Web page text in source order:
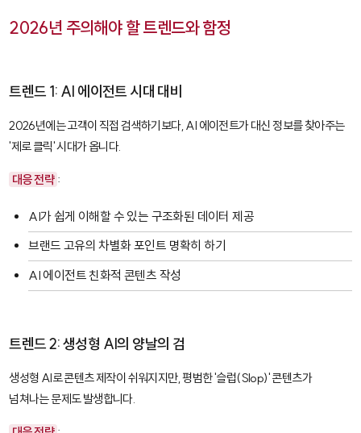
2026년 주의해야 할 트렌드와 함정
트렌드 1: AI 에이전트 시대 대비
2026년에는 고객이 직접 검색하기보다, AI 에이전트가 대신 정보를 찾아주는
'제로 클릭' 시대가 옵니다.
대응 전략 :
AI가 쉽게 이해할 수 있는 구조화된 데이터 제공
브랜드 고유의 차별화 포인트 명확히 하기
AI 에이전트 친화적 콘텐츠 작성
트렌드 2: 생성형 AI의 양날의 검
생성형 AI로 콘텐츠 제작이 쉬워지지만, 평범한 '슬럽(Slop)' 콘텐츠가
넘쳐나는 문제도 발생합니다.